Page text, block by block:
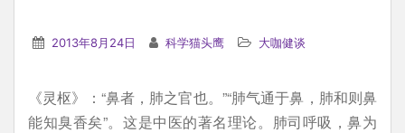
2013年8月24日 科学猫头鹰 大咖健谈
《灵枢》：“鼻者，肺之官也。”“肺气通于鼻，肺和则鼻
能知臭香矣”。这是中医的著名理论。肺司呼吸，鼻为